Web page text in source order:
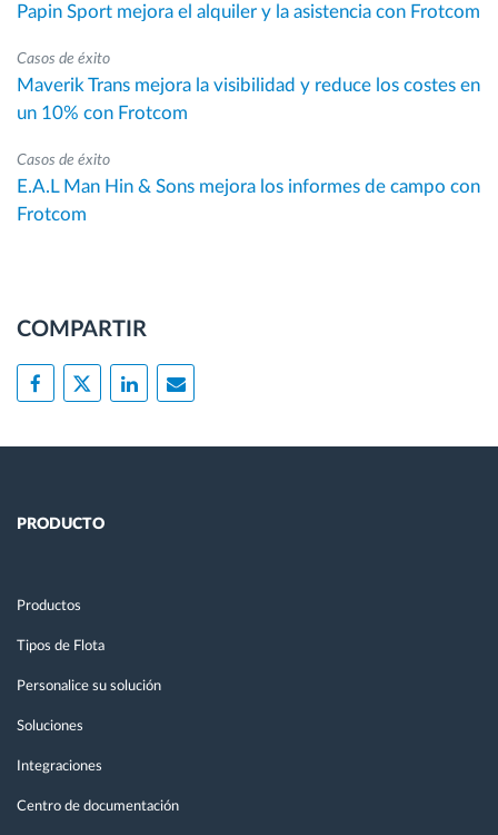
Papin Sport mejora el alquiler y la asistencia con Frotcom
Casos de éxito
Maverik Trans mejora la visibilidad y reduce los costes en
un 10% con Frotcom
Casos de éxito
E.A.L Man Hin & Sons mejora los informes de campo con
Frotcom
COMPARTIR
PRODUCTO
Productos
Tipos de Flota
Personalice su solución
Soluciones
Integraciones
Centro de documentación